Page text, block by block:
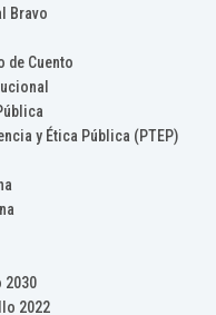
Bravo
de Cuento
y Ética Pública (PTEP)
2030
2022